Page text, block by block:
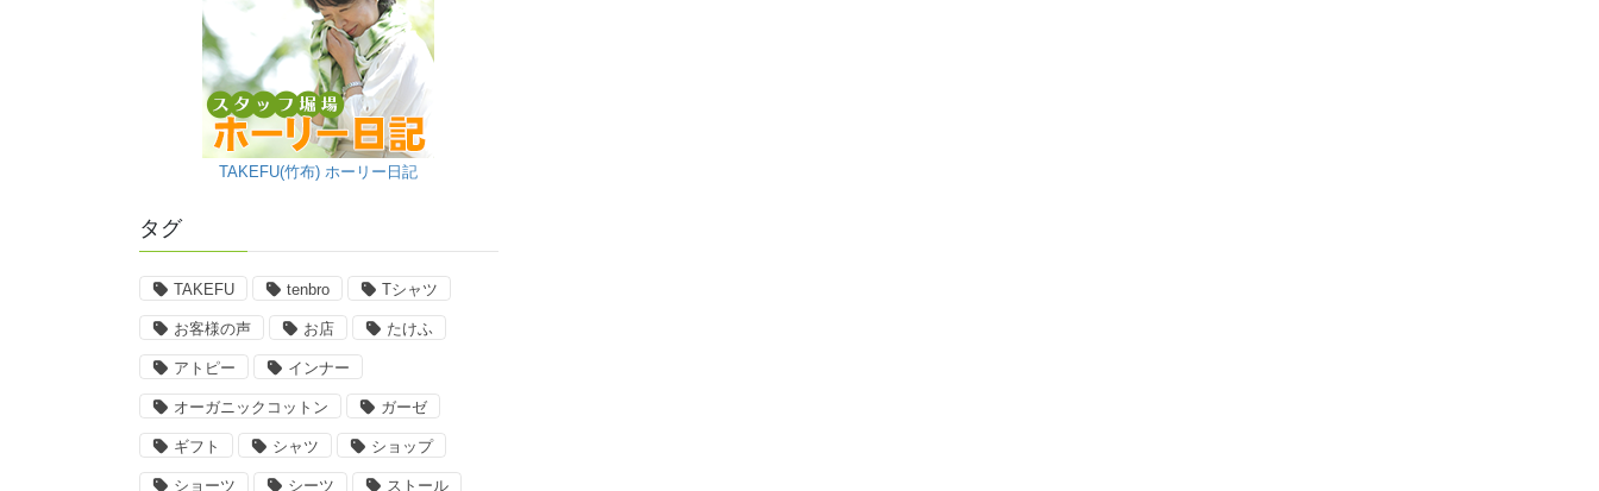
TAKEFU(竹布) ホーリー日記
タグ
TAKEFU tenbro Tシャツ
お客様の声 お店 たけふ
アトピー インナー
オーガニックコットン ガーゼ
ギフト シャツ ショップ
ショーツ シーツ ストール